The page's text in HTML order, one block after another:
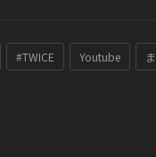
#TWICE Youtube